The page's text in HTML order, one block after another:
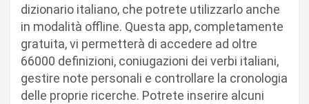
dizionario italiano, che potrete utilizzarlo anche
in modalità offline. Questa app, completamente
gratuita, vi permetterà di accedere ad oltre
66000 definizioni, coniugazioni dei verbi italiani,
gestire note personali e controllare la cronologia
delle proprie ricerche. Potrete inserire alcuni